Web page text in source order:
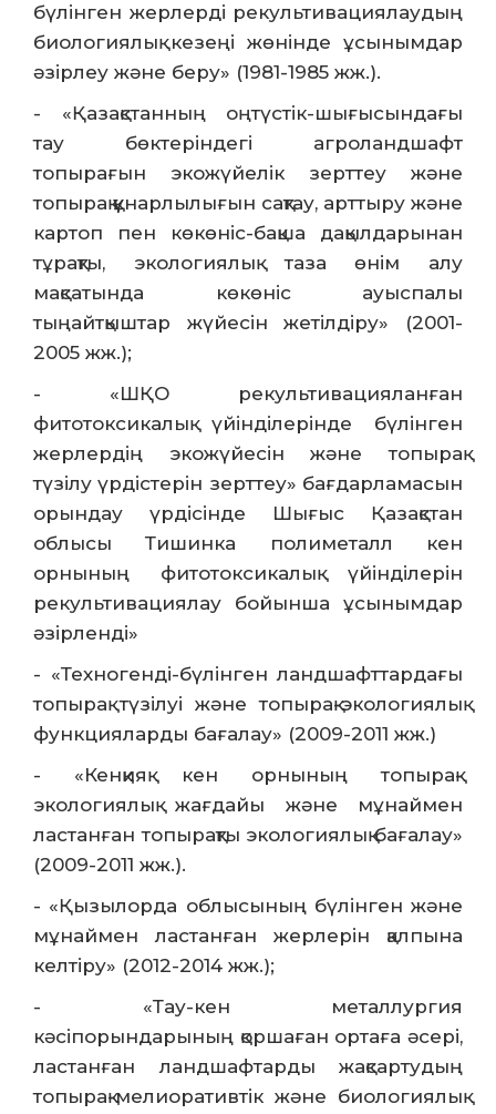
бүлінген жерлерді рекультивациялаудың
биологиялық кезеңі жөнінде ұсынымдар
әзірлеу және беру» (1981-1985 жж.).
- «Қазақстанның оңтүстік-шығысындағы
тау бөктеріндегі агроландшафт
топырағын экожүйелік зерттеу және
топырақ құнарлылығын сақтау, арттыру және
картоп пен көкөніс-бақша дақылдарынан
тұрақты, экологиялық таза өнім алу
мақсатында көкөніс ауыспалы
тыңайтқыштар жүйесін жетілдіру» (2001-
2005 жж.);
- «ШҚО рекультивацияланған
фитотоксикалық үйінділерінде бүлінген
жерлердің экожүйесін және топырақ
түзілу үрдістерін зерттеу» бағдарламасын
орындау үрдісінде Шығыс Қазақстан
облысы Тишинка полиметалл кен
орнының фитотоксикалық үйінділерін
рекультивациялау бойынша ұсынымдар
әзірленді»
- «Техногенді-бүлінген ландшафттардағы
топырақ түзілуі және топырақ-экологиялық
функцияларды бағалау» (2009-2011 жж.)
- «Кенқияқ кен орнының топырақ-
экологиялық жағдайы және мұнаймен
ластанған топырақты экологиялық бағалау»
(2009-2011 жж.).
- «Қызылорда облысының бүлінген және
мұнаймен ластанған жерлерін қалпына
келтіру» (2012-2014 жж.);
- «Тау-кен металлургия
кәсіпорындарының қоршаған ортаға әсері,
ластанған ландшафтарды жақсартудың
топырақ-мелиоративтік және биологиялық